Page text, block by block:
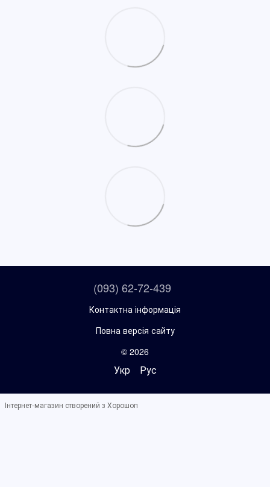
(093) 62-72-439
Контактна інформація
Повна версія сайту
© 2026
Укр Рус
Інтернет-магазин створений з Хорошоп